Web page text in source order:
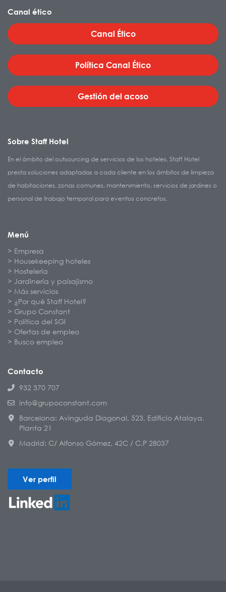
Canal ético
Canal Ético
Política Canal Ético
Gestión del acoso
Sobre Staff Hotel
En el ámbito del outsourcing de servicios de los hoteles, Staff Hotel
presta soluciones adaptadas a cada cliente en los ámbitos de limpieza
de habitaciones, zonas comunes, mantenimiento, servicios de jardines o
personal de trabajo temporal para eventos concretos.
Menú
Empresa
Housekeeping hoteles
Hostelería
Jardinería y paisajismo
Más servicios
¿Por qué Staff Hotel?
Grupo Constant
Política del SGI
Ofertas de empleo
Busco empleo
Contacto
932 370 707
info@grupoconstant.com
Barcelona: Avinguda Diagonal, 523, Edificio Atalaya,
Planta 21
Madrid: C/ Alfonso Gómez, 42C / C.P 28037
Ver perfil